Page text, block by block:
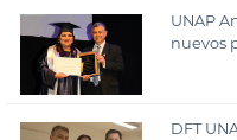
UNAP
nuevos
DFT